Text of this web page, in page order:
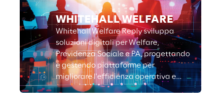
WHITEHALL WELFARE
Whitehall Welfare Reply sviluppa
soluzioni digitali per Welfare,
Previdenza Sociale e PA, progettando
e gestendo piattaforme per
migliorare l'efficienza operativa e
l'esperienza dei cittadini.